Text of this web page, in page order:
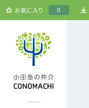
お気に入り 0